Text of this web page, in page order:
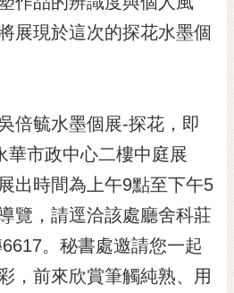
展現於這次的探花水墨個
毓水墨個展-探花，即
華市政中心二樓中庭展
出時間為上午9點至下午5
覽，請逕洽該處廳舍科莊
。秘書處邀請您一起
，前來欣賞筆觸純熟、用